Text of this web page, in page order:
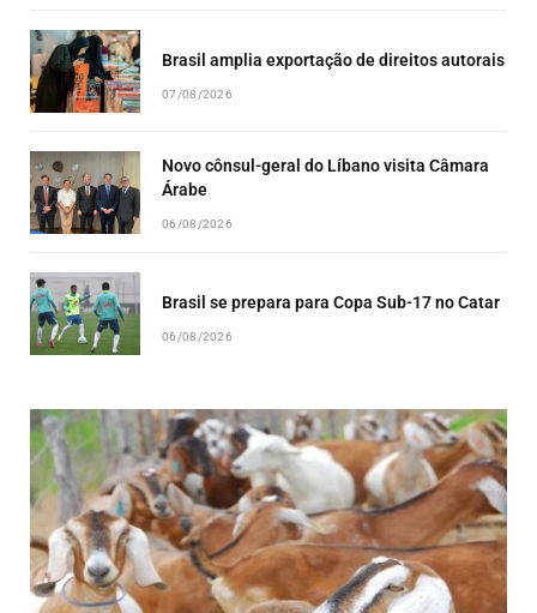
Brasil amplia exportação de direitos autorais
Novo cônsul-geral do Líbano visita Câmara
Árabe
Brasil se prepara para Copa Sub-17 no Catar